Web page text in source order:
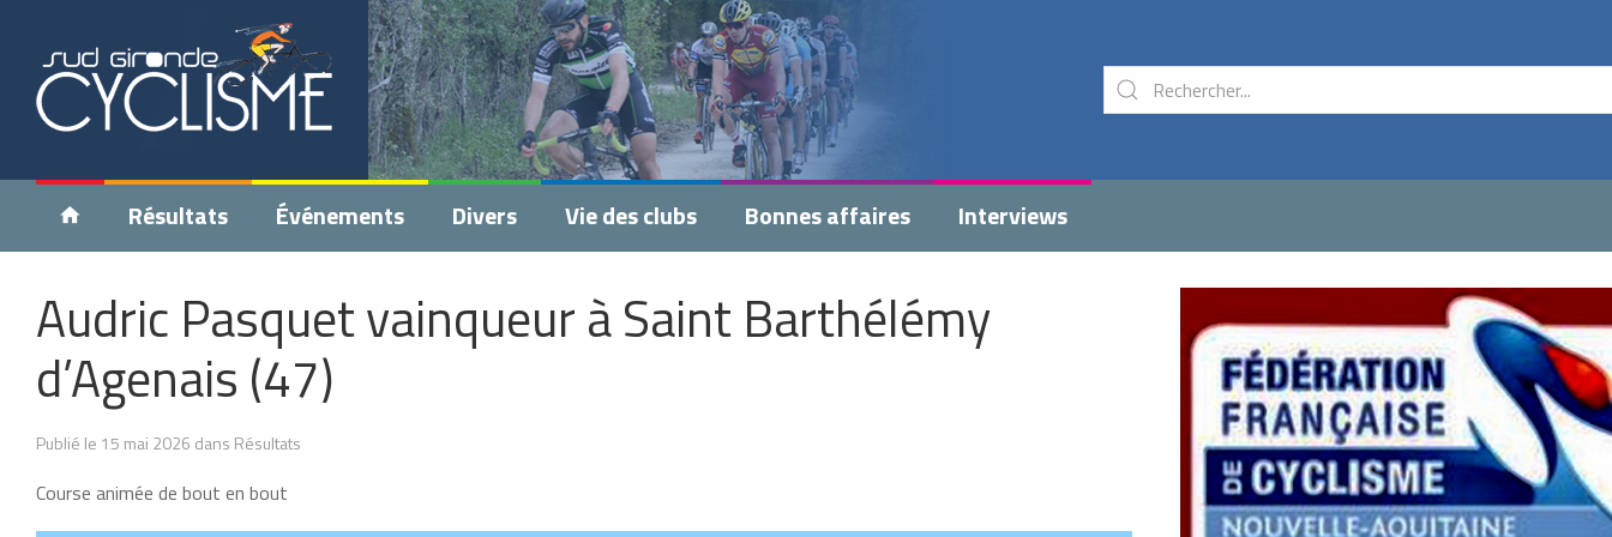
Résultats Événements Divers Vie des clubs Bonnes affaires Interviews
Audric Pasquet vainqueur à Saint Barthélémy
d’Agenais (47)
Publié le 15 mai 2026 dans Résultats
Course animée de bout en bout